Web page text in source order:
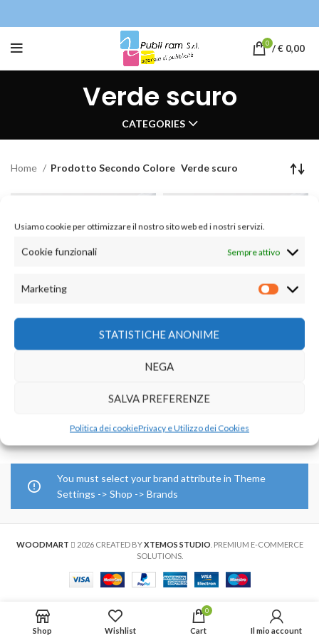
Usiamo cookie per ottimizzare il nostro sito web ed i nostri servizi.
Cookie funzionali Sempre attivo
Marketing
STATISTICHE ANONIME
NEGA
SALVA PREFERENZE
Politica dei cookiePrivacy e Utilizzo dei Cookies
0 /€ 0,00
Verde scuro
CATEGORIES
Home Prodotto Secondo Colore Verde scuro
Stampa T-Shirt
ABBIGLIAMENTO
Stampa T-Shirt
ABBIGLIAMENTO
You must select your brand attribute in Theme
Settings -> Shop -> Brands
WOODMART 2026 CREATED BYXTEMOS STUDIO . PREMIUM E-COMMERCE
SOLUTIONS.
Shop Wishlist
0
Cart Il mio account